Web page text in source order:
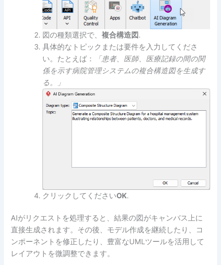
図の種類選択で、複合構造図.
具体的なトピックまたは要件を入力してくださ
い。たとえば：
「患者、医師、医療記録の間の関
係を示す病院管理システムの複合構造図を生成す
る。」
クリックしてくださいOK.
AIがリクエストを処理すると、結果の図がキャンバス上に
直接生成されます。その後、モデル作成を継続したり、コ
ンポーネントを修正したり、豊富なUMLツールを活用して
レイアウトを微調整できます。